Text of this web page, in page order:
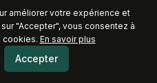
améliorer votre expérience et
"Accepter", vous consentez à
cookies. En savoir plus
Accepter